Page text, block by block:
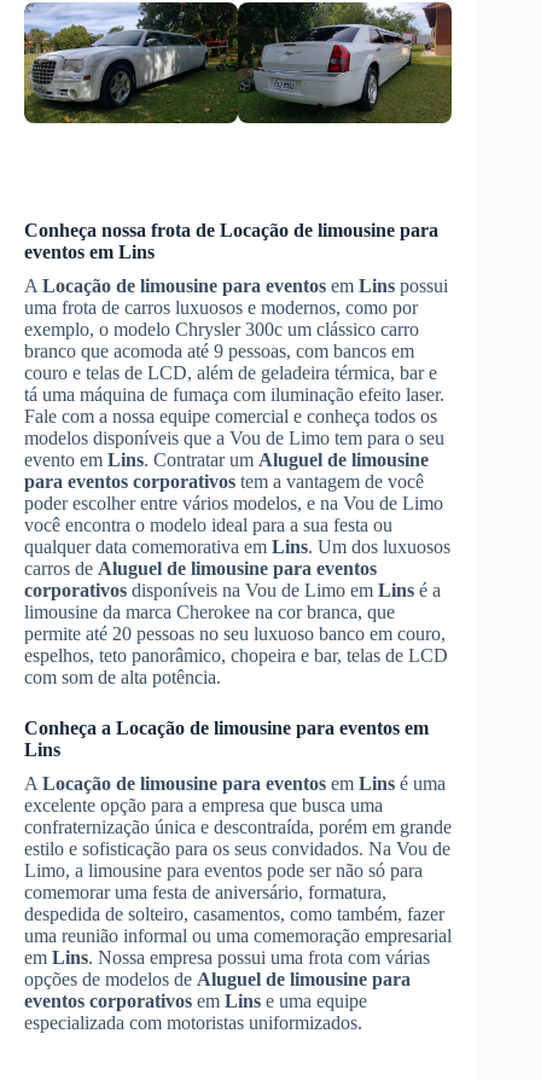
Conheça nossa frota de Locação de limousine para
eventos em Lins
A Locação de limousine para eventos em Lins possui
uma frota de carros luxuosos e modernos, como por
exemplo, o modelo Chrysler 300c um clássico carro
branco que acomoda até 9 pessoas, com bancos em
couro e telas de LCD, além de geladeira térmica, bar e
tá uma máquina de fumaça com iluminação efeito laser.
Fale com a nossa equipe comercial e conheça todos os
modelos disponíveis que a Vou de Limo tem para o seu
evento em Lins. Contratar um Aluguel de limousine
para eventos corporativos tem a vantagem de você
poder escolher entre vários modelos, e na Vou de Limo
você encontra o modelo ideal para a sua festa ou
qualquer data comemorativa em Lins. Um dos luxuosos
carros de Aluguel de limousine para eventos
corporativos disponíveis na Vou de Limo em Lins é a
limousine da marca Cherokee na cor branca, que
permite até 20 pessoas no seu luxuoso banco em couro,
espelhos, teto panorâmico, chopeira e bar, telas de LCD
com som de alta potência.
Conheça a Locação de limousine para eventos em
Lins
A Locação de limousine para eventos em Lins é uma
excelente opção para a empresa que busca uma
confraternização única e descontraída, porém em grande
estilo e sofisticação para os seus convidados. Na Vou de
Limo, a limousine para eventos pode ser não só para
comemorar uma festa de aniversário, formatura,
despedida de solteiro, casamentos, como também, fazer
uma reunião informal ou uma comemoração empresarial
em Lins. Nossa empresa possui uma frota com várias
opções de modelos de Aluguel de limousine para
eventos corporativos em Lins e uma equipe
especializada com motoristas uniformizados.